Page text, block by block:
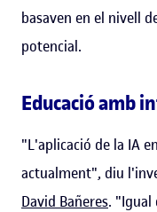
basaven en el nivell
potencial.
Educació amb
"L'aplicació de la IA
actualment", diu
David Bañeres. "Igual